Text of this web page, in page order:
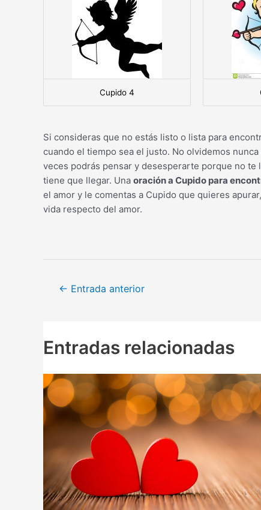
Cupido 4
Si consideras que no estás listo o lista para
cuando el tiempo sea el justo. No olvidemos
veces podrás pensar y desesperarte porque no te
tiene que llegar. Una oración a Cupido para
el amor y le comentas a Cupido que quieres
vida respecto del amor.
Navegación
← Entrada anterior
Entradas relacionadas